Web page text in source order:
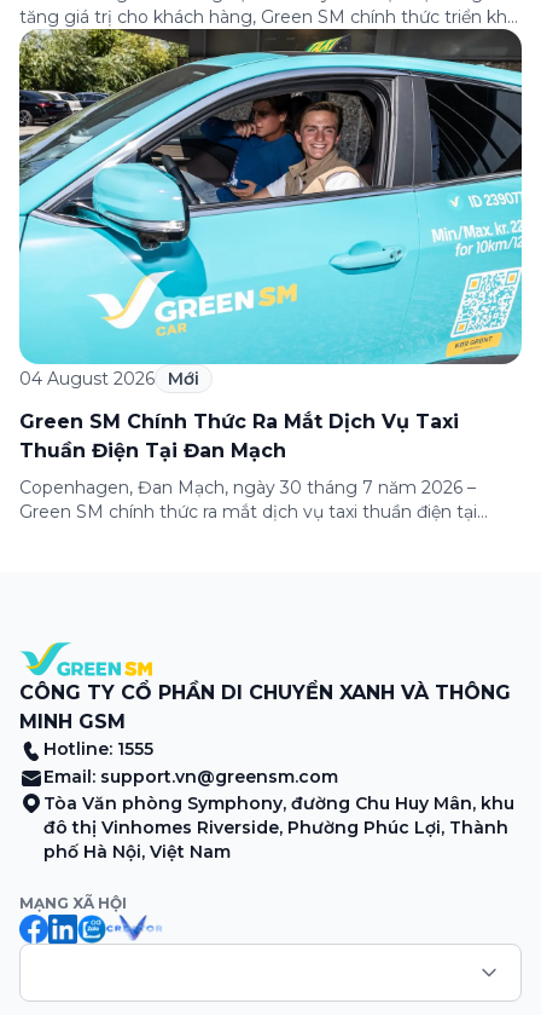
tăng giá trị cho khách hàng, Green SM chính thức triển khai
chương trình hợp tác cùng hệ thống nhà hàng Dao Niu
Guo – Lẩu bò tươi Triều Châu trên toàn quốc. Theo đó,
khách hàng sử dụng các dịch vụ của Green […]
04 August 2026 Mới
Green SM Chính Thức Ra Mắt Dịch Vụ Taxi
Thuần Điện Tại Đan Mạch
Copenhagen, Đan Mạch, ngày 30 tháng 7 năm 2026 –
Green SM chính thức ra mắt dịch vụ taxi thuần điện tại
CÔNG TY CỔ PHẦN DI CHUYỂN XANH VÀ THÔNG
MINH GSM
Hotline: 1555
Email: support.vn@greensm.com
Tòa Văn phòng Symphony, đường Chu Huy Mân, khu
đô thị Vinhomes Riverside, Phường Phúc Lợi, Thành
phố Hà Nội, Việt Nam
MẠNG XÃ HỘI